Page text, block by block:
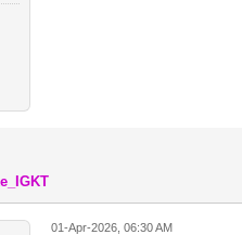
01-Apr-2026, 06:30 AM